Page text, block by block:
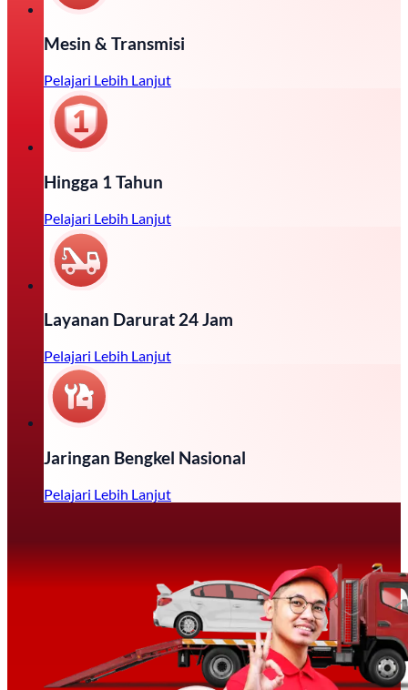
Mesin & Transmisi
Pelajari Lebih Lanjut
Hingga 1 Tahun
Pelajari Lebih Lanjut
Layanan Darurat 24 Jam
Pelajari Lebih Lanjut
Jaringan Bengkel Nasional
Pelajari Lebih Lanjut